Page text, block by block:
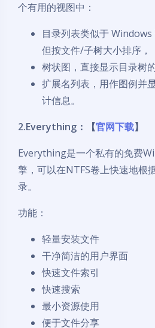
个有用的视图中：
目录列表类似于 Windows
但按文件/子树大小排序，
树状图，直接显示目录树
扩展名列表，用作图例并
计信息。
2.Everything：【官网下载】
Everything是一个私有的免费
擎，可以在NTFS卷上快速地根
录。
功能：
轻量安装文件
干净简洁的用户界面
快速文件索引
快速搜索
最小资源使用
便于文件分享